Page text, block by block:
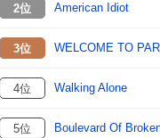
2位 American Idiot
3位 WELCOME TO
4位 Walking Alone
5位 Boulevard Of